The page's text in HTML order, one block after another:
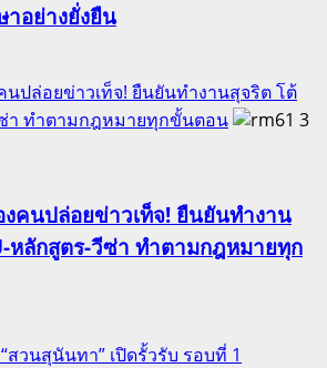
าอย่างยั่งยืน
นปล่อยข่าวเท็จ! ยืนยันทำงานสุจริต โต้
า ทำตามกฎหมายทุกขั้นตอน
3
งคนปล่อยข่าวเท็จ! ยืนยันทำงาน
หลักสูตร-วีซ่า ทำตามกฎหมายทุก
สวนสุนันทา” เปิดรั้วรับ รอบที่ 1